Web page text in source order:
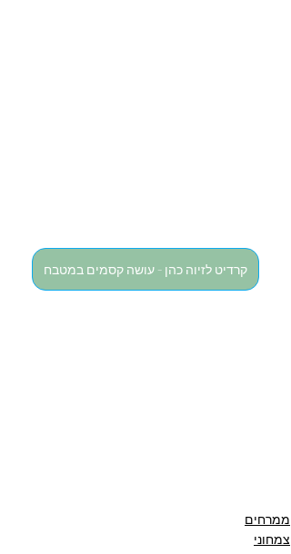
קרדיט לזיוה כהן - עושה קסמים במטבח
ממרחים
צמחוני